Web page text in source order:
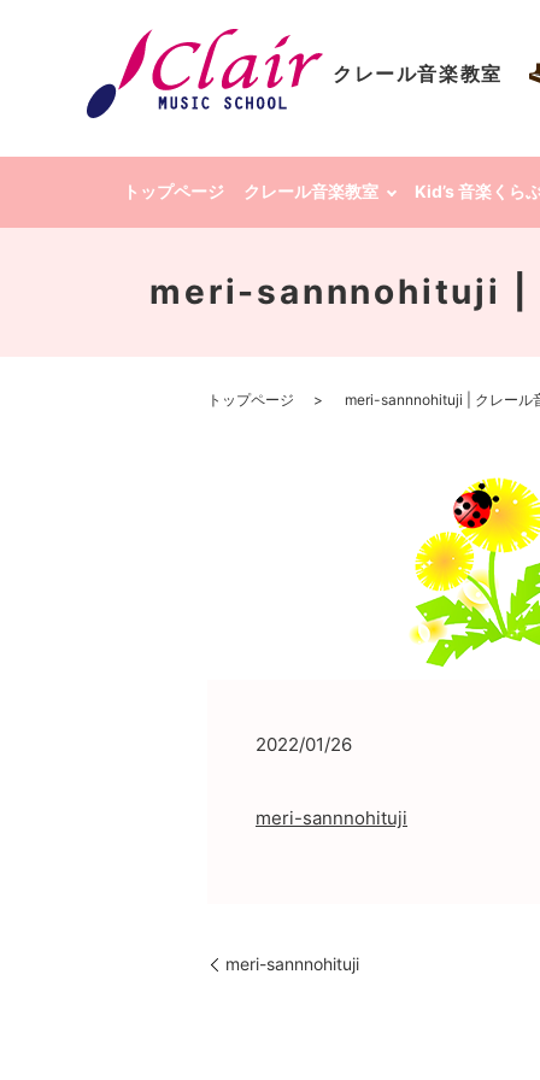
クレール音楽教室
トップページ クレール音楽教室 Kid’s 音楽くら
meri-sannnohituji |
トップページ meri-sannnohituji | クレール
2022/01/26
meri-sannnohituji
meri-sannnohituji